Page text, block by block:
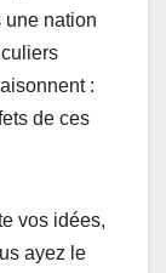
une nation
:
de ces
vos idées,
ayez le